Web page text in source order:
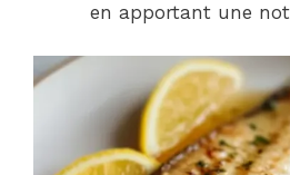
en apportant une